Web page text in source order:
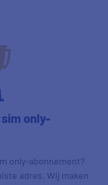
only-
only-abonnement?
adres. Wij maken